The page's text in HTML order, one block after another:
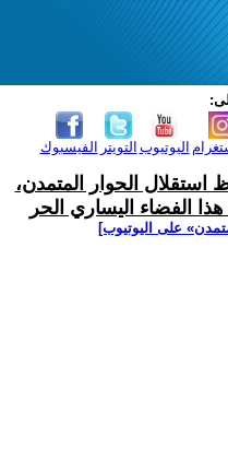
الفيسبوك التويتر اليوتيوب
استقلال الحوار المتمدن،
الفضاء اليساري الحر
على اليوتيوب]